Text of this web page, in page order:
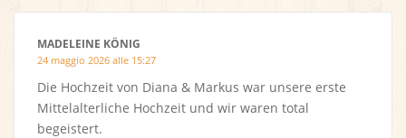
MADELEINE KÖNIG
24 maggio 2026 alle 15:27
Die Hochzeit von Diana & Markus war unsere erste
Mittelalterliche Hochzeit und wir waren total
begeistert.